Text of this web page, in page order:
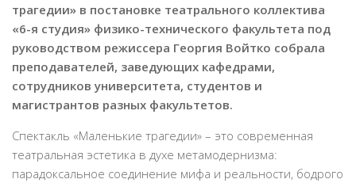
трагедии» в постановке театрального коллектива
«6-я студия» физико-технического факультета под
руководством режиссера Георгия Войтко собрала
преподавателей, заведующих кафедрами,
сотрудников университета, студентов и
магистрантов разных факультетов.
Спектакль «Маленькие трагедии» – это современная
театральная эстетика в духе метамодернизма:
парадоксальное соединение мифа и реальности, бодрого